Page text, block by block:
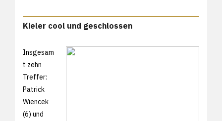
Kieler cool und geschlossen
Insgesam
t zehn
Treffer:
Patrick
Wiencek
(6) und